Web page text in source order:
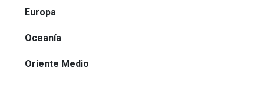
Europa
Oceanía
Oriente Medio